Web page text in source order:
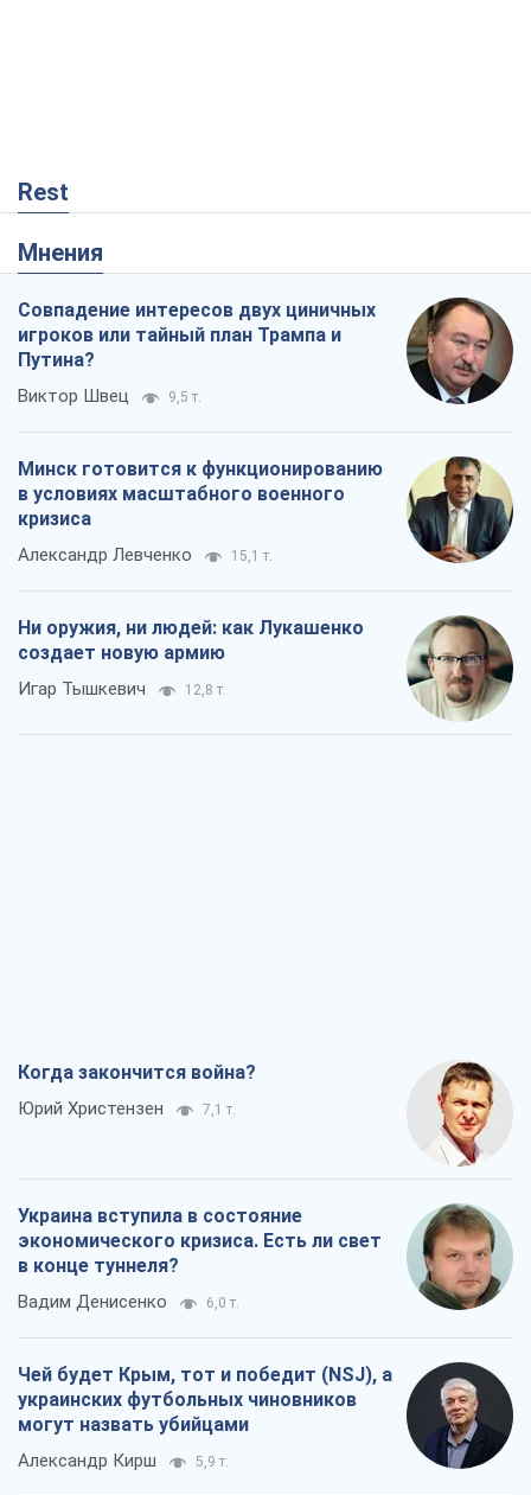
Rest
Мнения
Совпадение интересов двух циничных
игроков или тайный план Трампа и
Путина?
Виктор Швец 9,5 т.
Минск готовится к функционированию
в условиях масштабного военного
кризиса
Александр Левченко 15,1 т.
Ни оружия, ни людей: как Лукашенко
создает новую армию
Игар Тышкевич 12,8 т.
Когда закончится война?
Юрий Христензен 7,1 т.
Украина вступила в состояние
экономического кризиса. Есть ли свет
в конце туннеля?
Вадим Денисенко 6,0 т.
Чей будет Крым, тот и победит (NSJ), а
украинских футбольных чиновников
могут назвать убийцами
Александр Кирш 5,9 т.